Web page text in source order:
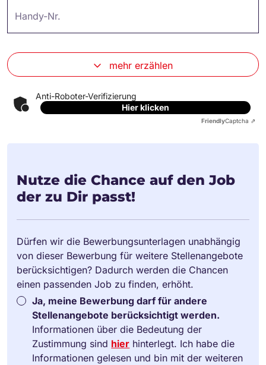
Handy-Nr.
mehr erzählen
Anti-Roboter-Verifizierung
Hier klicken
FriendlyCaptcha ⇗
Nutze die Chance auf den Job
der zu Dir passt!
Dürfen wir die Bewerbungsunterlagen unabhängig
von dieser Bewerbung für weitere Stellenangebote
berücksichtigen? Dadurch werden die Chancen
einen passenden Job zu finden, erhöht.
Ja, meine Bewerbung darf für andere
Stellenangebote berücksichtigt werden.
Informationen über die Bedeutung der
Zustimmung sind hier hinterlegt. Ich habe die
Informationen gelesen und bin mit der weiteren